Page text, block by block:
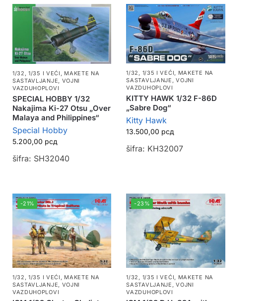
1/32, 1/35 I VEĆI , MAKETE NA
SASTAVLJANJE, VOJNI
VAZDUHOPLOVI
SPECIAL HOBBY 1/32
Nakajima Ki-27 Otsu „Over
Malaya and Philippines“
Special Hobby
5.200,00 рсд
šifra: SH32040
1/32, 1/35 I VEĆI
MAKETE NA
SASTAVLJANJE
,VOJNI
VAZDUHOPLOVI
KITTY HAWK 1/32 F-86D
„Sabre Dog“
Kitty Hawk
13.500,00 рсд
šifra: KH32007
-21%
1/32, 1/35 I VEĆI , MAKETE NA
SASTAVLJANJE, VOJNI
VAZDUHOPLOVI
-23%
1/32, 1/35 I VEĆI, MAKETE NA
SASTAVLJANJE ,VOJNI
VAZDUHOPLOVI